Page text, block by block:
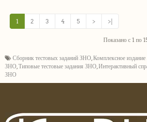
1 2 3 4 5 > >|
Показано с 1 по
Сборник тестовых заданий ЗНО,Комплексное
ЗНО,Типовые тестовые задания ЗНО,Интерактивный
ЗНО